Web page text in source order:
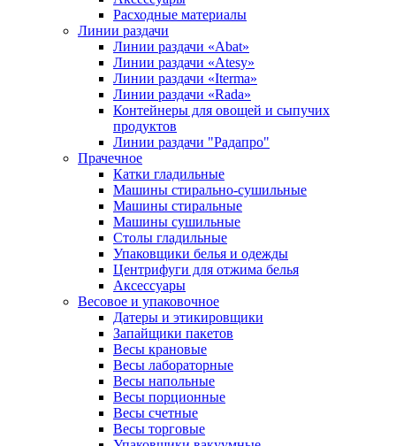
Расходные материалы
Линии раздачи
Линии раздачи «Abat»
Линии раздачи «Atesy»
Линии раздачи «Iterma»
Линии раздачи «Rada»
Контейнеры для овощей и сыпучих
продуктов
Линии раздачи "Радапро"
Прачечное
Катки гладильные
Машины стирально-сушильные
Машины стиральные
Машины сушильные
Столы гладильные
Упаковщики белья и одежды
Центрифуги для отжима белья
Аксессуары
Весовое и упаковочное
Датеры и этикировщики
Запайщики пакетов
Весы крановые
Весы лабораторные
Весы напольные
Весы порционные
Весы счетные
Весы торговые